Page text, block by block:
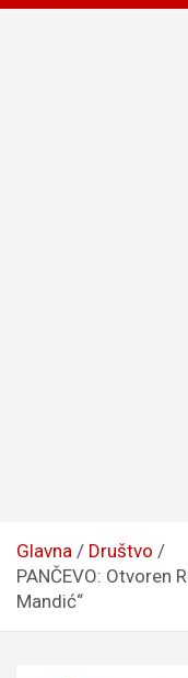
Glavna
Društvo
PANČEVO: Otvoren
Mandić“